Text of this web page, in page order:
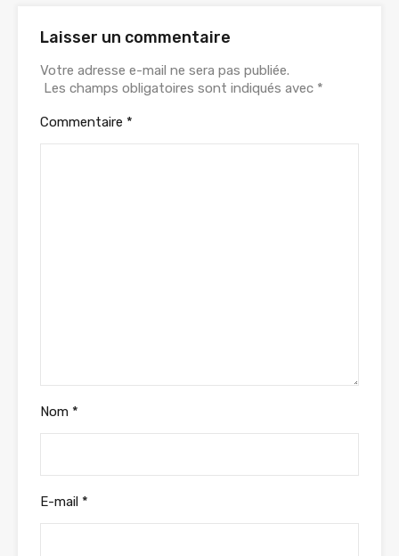
Laisser un commentaire
Votre adresse e-mail ne sera pas publiée.
Les champs obligatoires sont indiqués avec *
Commentaire *
Nom *
E-mail *